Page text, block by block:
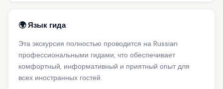
🌍 Язык гида
Эта экскурсия полностью проводится на Russian
профессиональными гидами, что обеспечивает
комфортный, информативный и приятный опыт для
всех иностранных гостей.